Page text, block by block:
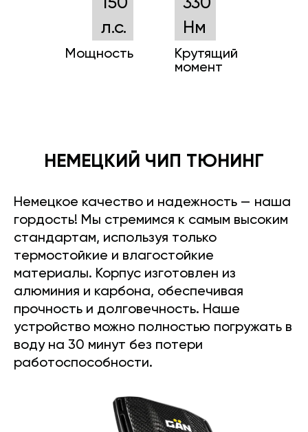
л.с.
Мощность
Нм
Крутящий
момент
НЕМЕЦКИЙ ЧИП ТЮНИНГ
Немецкое качество и надежность — наша
гордость! Мы стремимся к самым высоким
стандартам, используя только
термостойкие и влагостойкие
материалы. Корпус изготовлен из
алюминия и карбона, обеспечивая
прочность и долговечность. Наше
устройство можно полностью погружать в
воду на 30 минут без потери
работоспособности.